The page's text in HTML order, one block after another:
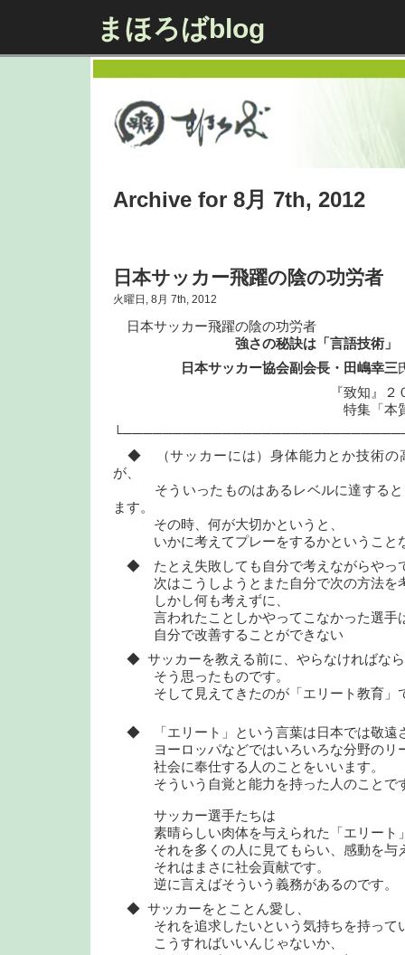
まほろばblog
Archive for 8月 7th, 2012
日本サッカー飛躍の陰の功労者
火曜日, 8月 7th, 2012
日本サッカー飛躍の陰の功労者
強さの秘訣は「言語技術」
日本サッカー協会副会長・田嶋幸三
『致知』２０１２年
特集「本質を見抜
◆ （サッカーには）身体能力とか技術の
が、
そういったものはあるレベルに達すると
ます。
その時、何が大切かというと、
いかに考えてプレーをするかということ
◆ たとえ失敗しても自分で考えながらやっ
次はこうしようとまた自分で次の方法を
しかし何も考えずに、
言われたことしかやってこなかった選手
自分で改善することができない
◆ サッカーを教える前に、やらなければな
そう思ったものです。
そして見えてきたのが「エリート教育」
◆ 「エリート」という言葉は日本では敬遠
ヨーロッパなどではいろいろな分野のリ
社会に奉仕する人のことをいいます。
そういう自覚と能力を持った人のことで
サッカー選手たちは
素晴らしい肉体を与えられた「エリート
それを多くの人に見てもらい、感動を与
それはまさに社会貢献です。
逆に言えばそういう義務があるのです。
◆ サッカーをとことん愛し、
それを追求したいという気持ちを持って
こうすればいいんじゃないか、